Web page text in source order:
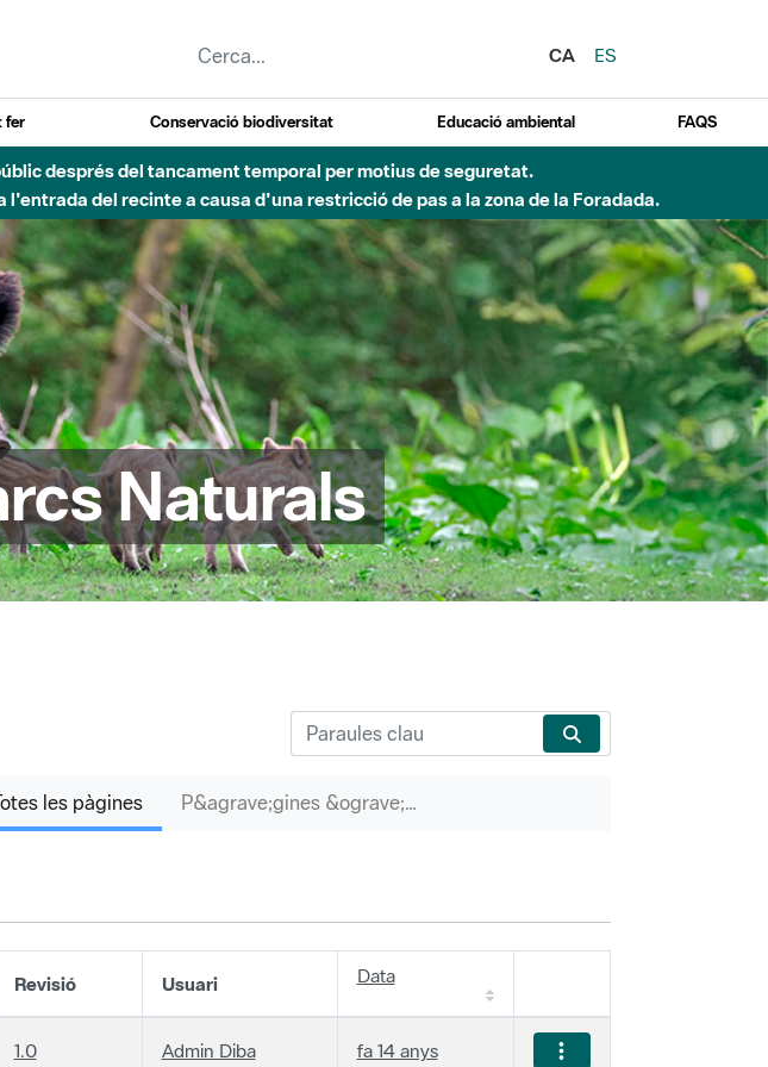
CA
ES
fer Conservació biodiversitat Educació ambiental FAQS
després del tancament temporal per motius de seguretat.
del recinte a causa d'una restricció de pas a la zona de la Foradada.
Naturals
les pàgines P&agrave;gines &ograve;rfenes
Revisió Usuari Data
1.0 Admin Diba fa 14 anys